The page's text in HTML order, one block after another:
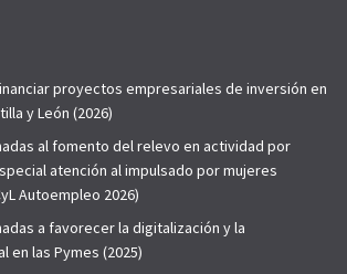
proyectos empresariales de inversión en
y León (2026)
al fomento del relevo en actividad por
atención al impulsado por mujeres
Autoempleo 2026)
a favorecer la digitalización y la
en las Pymes (2025)